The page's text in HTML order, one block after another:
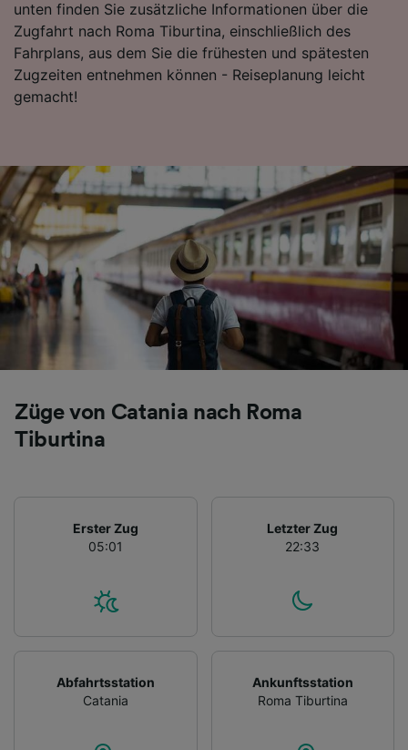
unten finden Sie zusätzliche Informationen über die
Zugfahrt nach Roma Tiburtina, einschließlich des
Fahrplans, aus dem Sie die frühesten und spätesten
Zugzeiten entnehmen können - Reiseplanung leicht
gemacht!
Züge von Catania nach Roma
Tiburtina
Erster Zug
05:01
Letzter Zug
22:33
Abfahrtsstation
Catania
Ankunftsstation
Roma Tiburtina
Folgendes bereitzustellen:
Verwendung genauer Standortdaten.
Endgeräteeigenschaften zur Identifikation
aktiv abfragen. Speichern von oder Zugriff auf
Informationen auf einem Endgerät.
Entwicklung und Verbesserung von
Angeboten.
Liste der Partner (Lieferanten)